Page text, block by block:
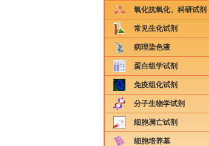
氧化抗氧化、科研试剂
常见生化试剂
病理染色液
蛋白组学试剂
免疫组化试剂
分子生物学试剂
细胞凋亡试剂
细胞培养基